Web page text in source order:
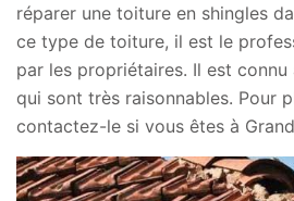
réparer une toiture en shingles
ce type de toiture, il est le
par les propriétaires. Il est
qui sont très raisonnables. Pour
contactez-le si vous êtes à